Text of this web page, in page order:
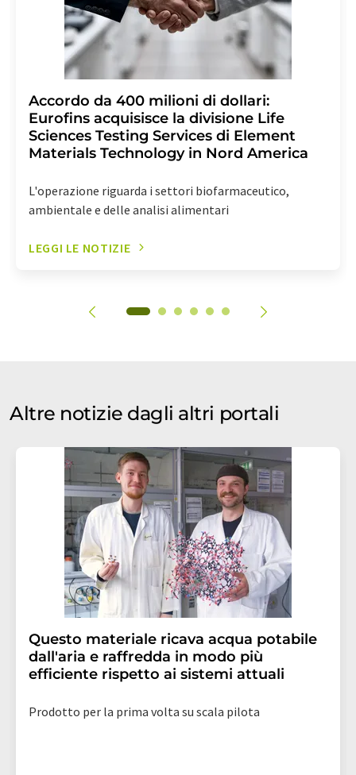
Accordo da 400 milioni di dollari:
Eurofins acquisisce la divisione Life
Sciences Testing Services di Element
Materials Technology in Nord America
L'operazione riguarda i settori biofarmaceutico,
ambientale e delle analisi alimentari
LEGGI LE NOTIZIE
Altre notizie dagli altri portali
Questo materiale ricava acqua potabile
dall'aria e raffredda in modo più
efficiente rispetto ai sistemi attuali
Prodotto per la prima volta su scala pilota